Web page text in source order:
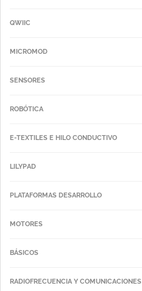
QWIIC
MICROMOD
SENSORES
ROBÓTICA
E-TEXTILES E HILO CONDUCTIVO
LILYPAD
PLATAFORMAS DESARROLLO
MOTORES
BÁSICOS
RADIOFRECUENCIA Y COMUNICACIONES